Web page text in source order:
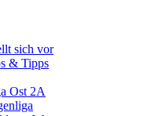
sich vor
& Tipps
Ost 2A